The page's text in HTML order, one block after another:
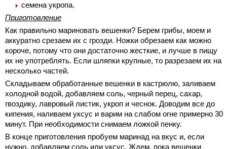
семена укропа.
Приготовление
Как правильно мариновать вешенки? Берем грибы, моем и
аккуратно срезаем их с грозди. Ножки обрезаем как можно
короче, потому что они достаточно жесткие, и лучше в пищу
их не употреблять. Если шляпки крупные, то разрезаем их на
несколько частей.
Складываем обработанные вешенки в кастрюлю, заливаем
холодной водой, добавляем соль, черный перец, сахар,
гвоздику, лавровый листик, укроп и чеснок. Доводим все до
кипения, наливаем уксус и варим на слабом огне примерно 30
минут. При необходимости снимаем ложкой пенку.
В конце приготовления пробуем маринад на вкус и, если
нужно, добавляем соль или уксус. Ждем, пока вешенки